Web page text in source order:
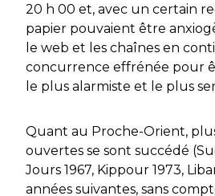
20 h 00 et, avec un certain
papier pouvaient être
le web et les chaînes en
concurrence effrénée pour
le plus alarmiste et le plus
Quant au Proche-Orient,
ouvertes se sont succédé
Jours 1967, Kippour 1973,
années suivantes, sans